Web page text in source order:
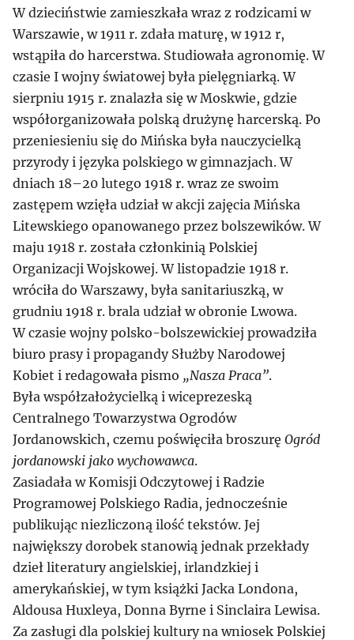
W dzieciństwie zamieszkała wraz z rodzicami w
Warszawie, w 1911 r. zdała maturę, w 1912 r,
wstąpiła do harcerstwa. Studiowała agronomię. W
czasie I wojny światowej była pielęgniarką. W
sierpniu 1915 r. znalazła się w Moskwie, gdzie
współorganizowała polską drużynę harcerską. Po
przeniesieniu się do Mińska była nauczycielką
przyrody i języka polskiego w gimnazjach. W
dniach 18–20 lutego 1918 r. wraz ze swoim
zastępem wzięła udział w akcji zajęcia Mińska
Litewskiego opanowanego przez bolszewików. W
maju 1918 r. została członkinią Polskiej
Organizacji Wojskowej. W listopadzie 1918 r.
wróciła do Warszawy, była sanitariuszką, w
grudniu 1918 r. brala udział w obronie Lwowa.
W czasie wojny polsko-bolszewickiej prowadziła
biuro prasy i propagandy Służby Narodowej
Kobiet i redagowała pismo „Nasza Praca”.
Była współzałożycielką i wiceprezeską
Centralnego Towarzystwa Ogrodów
Jordanowskich, czemu poświęciła broszurę Ogród
jordanowski jako wychowawca.
Zasiadała w Komisji Odczytowej i Radzie
Programowej Polskiego Radia, jednocześnie
publikując niezliczoną ilość tekstów. Jej
największy dorobek stanowią jednak przekłady
dzieł literatury angielskiej, irlandzkiej i
amerykańskiej, w tym książki Jacka Londona,
Aldousa Huxleya, Donna Byrne i Sinclaira Lewisa.
Za zasługi dla polskiej kultury na wniosek Polskiej